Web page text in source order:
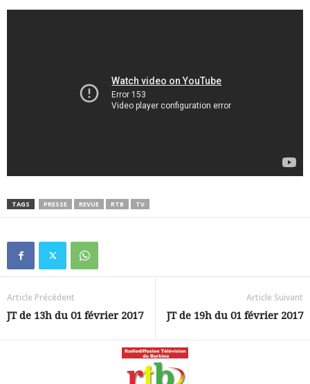
TAGS PRESSE REVUE RTB TV
Article Précédent
JT de 13h du 01 février 2017
Article Suivant
JT de 19h du 01 février 2017